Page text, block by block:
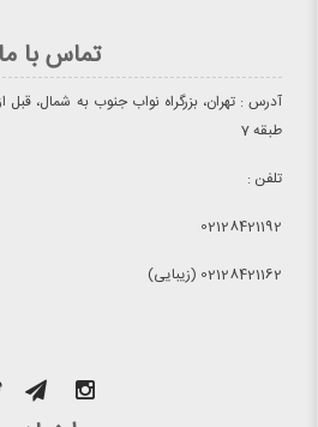
تماس با ما
آدرس : تهران، بزرگراه نواب جنوب به شمال، قبل
طبقه 7
تلفن :
02128421192
02128421162 (زیبایی)